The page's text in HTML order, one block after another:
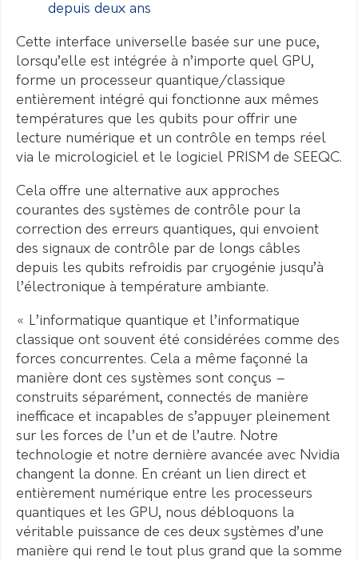
depuis deux ans
Cette interface universelle basée sur une puce,
lorsqu’elle est intégrée à n’importe quel GPU,
forme un processeur quantique/classique
entièrement intégré qui fonctionne aux mêmes
températures que les qubits pour offrir une
lecture numérique et un contrôle en temps réel
via le micrologiciel et le logiciel PRISM de SEEQC.
Cela offre une alternative aux approches
courantes des systèmes de contrôle pour la
correction des erreurs quantiques, qui envoient
des signaux de contrôle par de longs câbles
depuis les qubits refroidis par cryogénie jusqu’à
l’électronique à température ambiante.
« L’informatique quantique et l’informatique
classique ont souvent été considérées comme des
forces concurrentes. Cela a même façonné la
manière dont ces systèmes sont conçus –
construits séparément, connectés de manière
inefficace et incapables de s’appuyer pleinement
sur les forces de l’un et de l’autre. Notre
technologie et notre dernière avancée avec Nvidia
changent la donne. En créant un lien direct et
entièrement numérique entre les processeurs
quantiques et les GPU, nous débloquons la
véritable puissance de ces deux systèmes d’une
manière qui rend le tout plus grand que la somme